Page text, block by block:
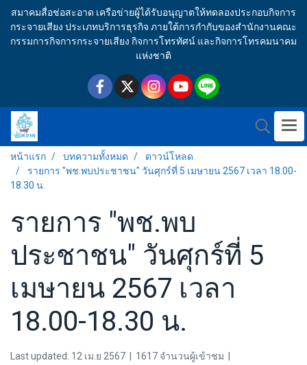
สมาคมสื่อช่อสะอาด เครือข่ายผู้ได้รับอนุญาตให้ทดลองประกอบกิจการ
กระจายเสียง ประเภทบริการธุรกิจ ภายใต้การกำกับของสำนักงานคณะ
กรรมการกิจการกระจายเสียง กิจการโทรทัศน์ และกิจการโทรคมนาคม
แห่งชาติ
หน้าแรก บทความทั้งหมด
ดาวน์โหลด
รายการ "พช.พบประชาชน" วันศุกร์ที่ 5 เมษายน 2567 เวลา 18.00-
18.30 น.
รายการ "พช.พบ
ประชาชน" วันศุกร์ที่ 5
เมษายน 2567 เวลา
18.00-18.30 น.
Last updated: 12 เม.ย 2567 1617 จำนวนผู้เข้าชม